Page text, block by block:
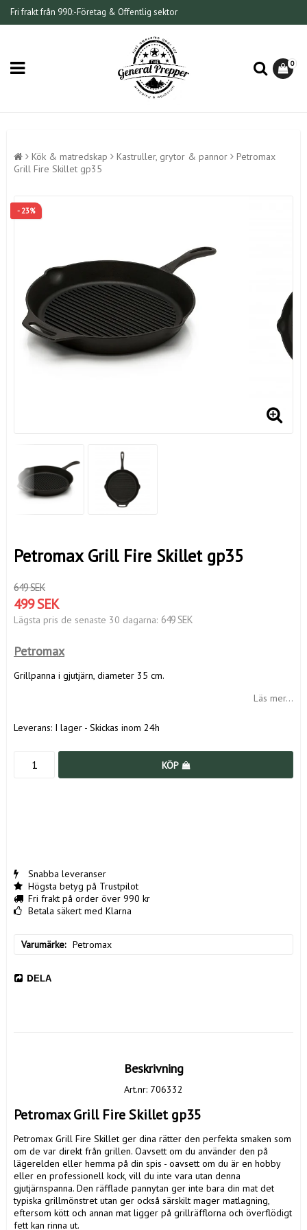
Fri frakt från 990:-Företag & Offentlig sektor
0
Kök & matredskap Kastruller, grytor & pannor
Petromax
Grill Fire Skillet gp35
- 23%
Petromax Grill Fire Skillet gp35
649 SEK
499 SEK
Lägsta pris de senaste 30 dagarna 649 SEK
Petromax
Grillpanna i gjutjärn, diameter 35 cm.
Läs mer...
Leverans: I lager - Skickas inom 24h
KÖP
Snabba leveranser
Högsta betyg på Trustpilot
Fri frakt på order över 990 kr
Betala säkert med Klarna
Varumärke Petromax
DELA
Beskrivning
Art.nr: 706332
Petromax Grill Fire Skillet gp35
Petromax Grill Fire Skillet ger dina rätter den perfekta smaken som
om de var direkt från grillen. Oavsett om du använder den på
lägerelden eller hemma på din spis - oavsett om du är en hobby
eller en professionell kock, vill du inte vara utan denna
gjutjärnspanna. Den räfflade pannytan ger inte bara din mat det
typiska grillmönstret utan ger också särskilt mager matlagning,
eftersom kött och annan mat ligger på grillräfflorna och överflödigt
fett kan rinna ut.